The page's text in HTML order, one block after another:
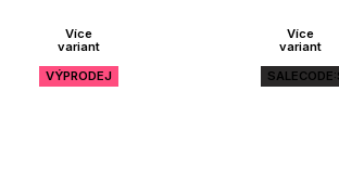
Více
variant
VÝPRODEJ
Více
variant